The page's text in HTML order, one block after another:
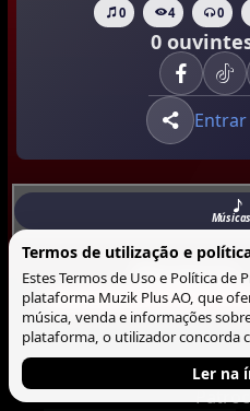
0 4 0
0
Musicas
Não há
Termos de utilização e
Estes Termos de Uso e Política de
plataforma Muzik Plus AO, que
música, venda e informações
plataforma, o utilizador concorda
Ler na